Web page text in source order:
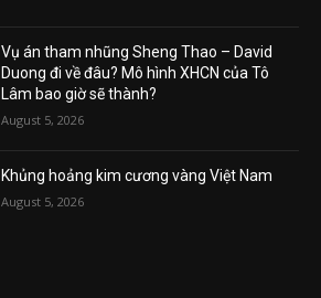
Vụ án tham nhũng Sheng Thao – David
Duong đi về đâu? Mô hình XHCN của Tô
Lâm bao giờ sẽ thành?
August 5, 2026
Khủng hoảng kim cương vàng Việt Nam
August 5, 2026